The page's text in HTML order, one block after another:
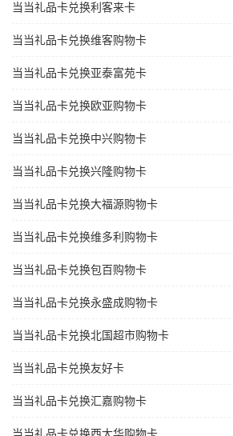
当当礼品卡兑换利客来卡
当当礼品卡兑换维客购物卡
当当礼品卡兑换亚泰富苑卡
当当礼品卡兑换欧亚购物卡
当当礼品卡兑换中兴购物卡
当当礼品卡兑换兴隆购物卡
当当礼品卡兑换大福源购物卡
当当礼品卡兑换维多利购物卡
当当礼品卡兑换包百购物卡
当当礼品卡兑换永盛成购物卡
当当礼品卡兑换北国超市购物卡
当当礼品卡兑换友好卡
当当礼品卡兑换汇嘉购物卡